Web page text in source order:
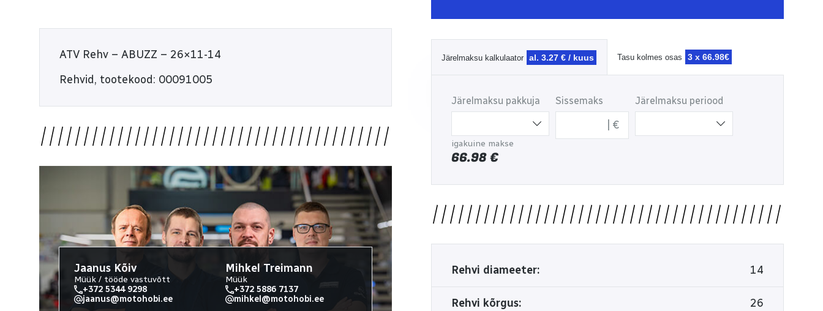
ATV Rehv – ABUZZ – 26×11-14
Rehvid, tootekood: 00091005
Jaanus Kõiv
Müük / tööde vastuvõtt
+372 5344 9298
jaanus@motohobi.ee
Mihkel Treimann
Müük
+372 5886 7137
mihkel@motohobi.ee
Järelmaksu kalkulaator al. 3.27 € / kuus Tasu kolmes osas 3 x 66.98€
Järelmaksu pakkuja Sissemaks
€
Järelmaksu periood
igakuine makse
66.98€
Rehvi diameeter: 14
Rehvi kõrgus: 26